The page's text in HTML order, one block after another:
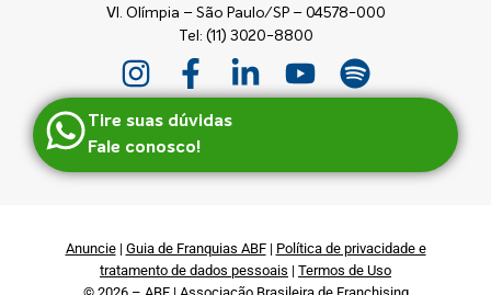
Vl. Olímpia – São Paulo/SP – 04578-000
Tel: (11) 3020-8800
Tire suas dúvidas
Fale conosco!
Anuncie| Guia de Franquias ABF| Política de privacidade e
tratamento de dados pessoais | Termos de Uso